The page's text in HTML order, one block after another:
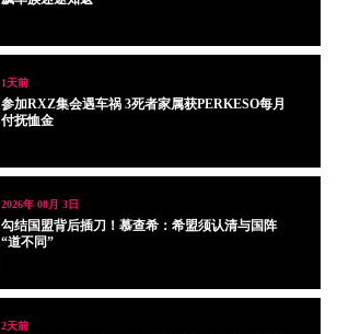
1天前
参加RXZ集会遇车祸 3死者家属获PERKESO每月
付抚恤金
2026年 08月 3日
勾结国盟背后插刀！慕查希：希盟须认清与国阵
“道不同”
2天前